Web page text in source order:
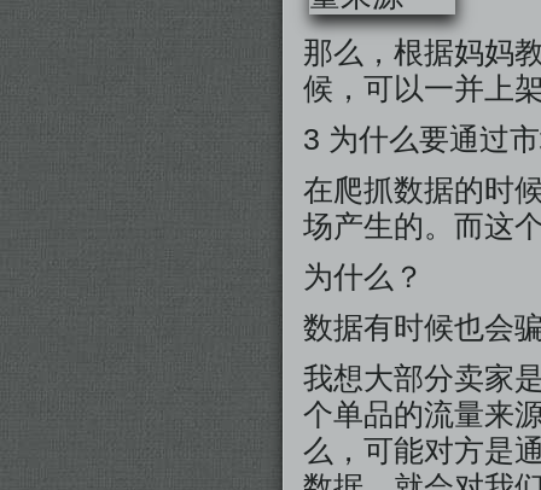
那么，根据妈妈
候，可以一并上
3 为什么要通过
在爬抓数据的时
场产生的。而这
为什么？
数据有时候也会
我想大部分卖家
个单品的流量来
么，可能对方是